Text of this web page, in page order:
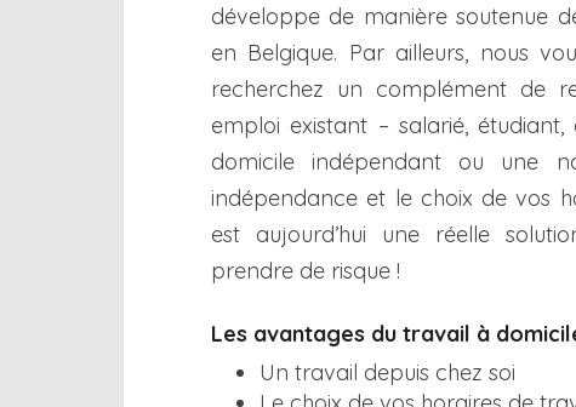
développe de manière soutenue
en Belgique. Par ailleurs, nous
recherchez un complément de
emploi existant – salarié,
domicile indépendant ou une
indépendance et le choix de vos
est aujourd’hui une réelle
prendre de risque !
Les avantages du travail à
Un travail depuis chez soi